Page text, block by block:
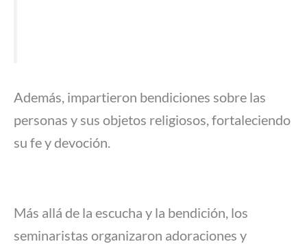
Además, impartieron bendiciones sobre las
personas y sus objetos religiosos, fortaleciendo
su fe y devoción.
Más allá de la escucha y la bendición, los
seminaristas organizaron adoraciones y